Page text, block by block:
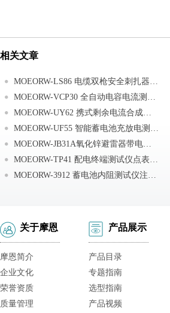
相关文章
MOEORW-LS86 电缆双枪安全刺扎器空试扎实验
MOEORW-VCP30 全自动电容电流测试仪试验前准备
MOEORW-UY62 携式剩余电流合成测试仪检测交流系统总剩余电流
MOEORW-UF55 智能蓄电池充放电测试仪故障排查方式
MOEORW-JB31A氧化锌避雷器带电测试仪注意事项
MOEORW-TP41 配电终端测试仪点表管理
MOEORW-3912 蓄电池内阻测试仪注意事项
关于摩恩
摩恩简介
企业文化
荣誉资质
质量管理
产品展示
产品目录
专题指南
选型指南
产品视频